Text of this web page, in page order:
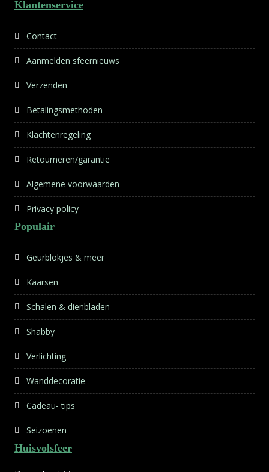
Klantenservice
Contact
Aanmelden sfeernieuws
Verzenden
Betalingsmethoden
Klachtenregeling
Retourneren/garantie
Algemene voorwaarden
Privacy policy
Populair
Geurblokjes & meer
Kaarsen
Schalen & dienbladen
Shabby
Verlichting
Wanddecoratie
Cadeau- tips
Seizoenen
Huisvolsfeer